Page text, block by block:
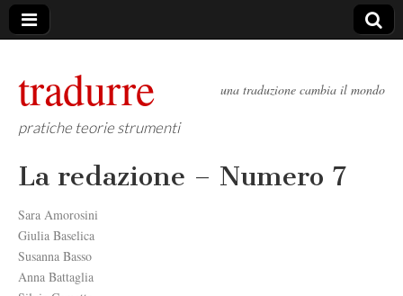
tradurre
pratiche teorie strumenti
una traduzione cambia il mondo
La redazione – Numero 7
Sara Amorosini
Giulia Baselica
Susanna Basso
Anna Battaglia